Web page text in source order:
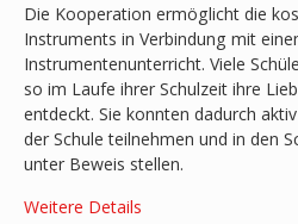
Die Kooperation ermöglicht die
Instruments in Verbindung mit
Instrumentenunterricht. Viele
so im Laufe ihrer Schulzeit ihre
entdeckt. Sie konnten dadurch
der Schule teilnehmen und in den
unter Beweis stellen.
​Weitere Details